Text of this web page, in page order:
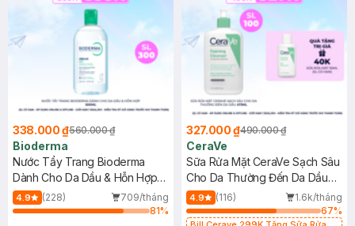
338.000 ₫560.000 ₫
Bioderma
Nước Tẩy Trang Bioderma
Dành Cho Da Dầu & Hỗn Hợp
500ml
4.9 (228)
709/tháng
81%
327.000 ₫490.000 ₫
CeraVe
Sữa Rửa Mặt CeraVe Sạch Sâu
Cho Da Thường Đến Da Dầu
473ml
4.9 (116)
1.6k/tháng
67%